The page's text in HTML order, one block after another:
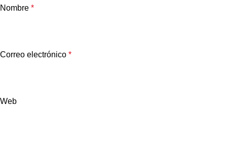
Nombre *
Correo electrónico *
Web